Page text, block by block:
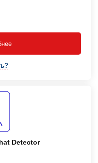
Detector